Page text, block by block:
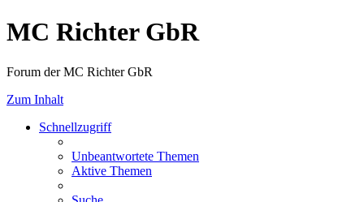
MC Richter GbR
Forum der MC Richter GbR
Zum Inhalt
Schnellzugriff
Unbeantwortete Themen
Aktive Themen